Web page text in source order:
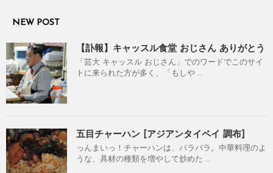
NEW POST
【訃報】キャッスル食堂 おじさん ありがとう
「芸大 キャッスル おじさん」でのワードでこのサイ
トに来られた方が多く、「もしや ...
五目チャーハン [アジアンタイペイ 調布]
っんまいっ！チャーハンは、パラパラ。中華料理のよ
うな、具材の種類を増やして炒めた ...